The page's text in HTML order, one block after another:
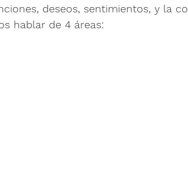
deseos, sentimientos, y la
hablar de 4 áreas: